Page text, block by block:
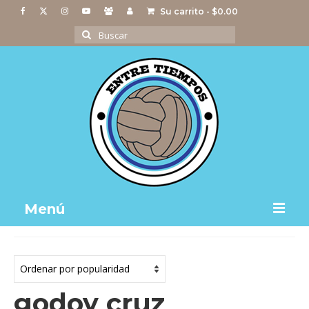
Su carrito - $0.00
Buscar
por:
Menú
Actividades
Imágenes